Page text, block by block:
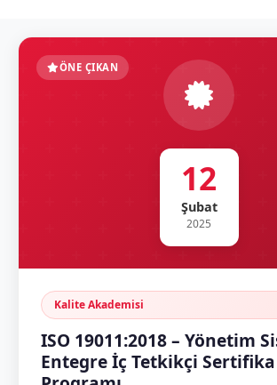
ÖNE ÇIKAN
12
Şubat
2025
Kalite Akademisi
ISO 19011:2018 – Yönetim
Entegre İç Tetkikçi Sertifika